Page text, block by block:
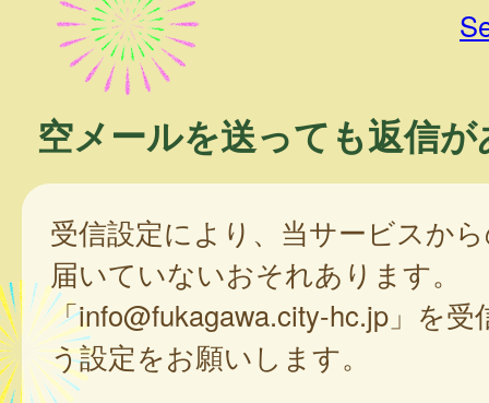
空メールを送っても返信
受信設定により、当サービスか
届いていないおそれあります。
「info@fukagawa.city-hc.jp」を
う設定をお願いします。